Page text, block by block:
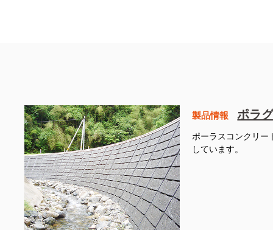
製品情報 ポラ
ポーラスコンクリー
しています。